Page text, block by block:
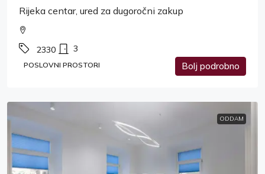
Rijeka centar, ured za dugoročni zakup
2330 3
POSLOVNI PROSTORI Bolj podrobno
ODDAM